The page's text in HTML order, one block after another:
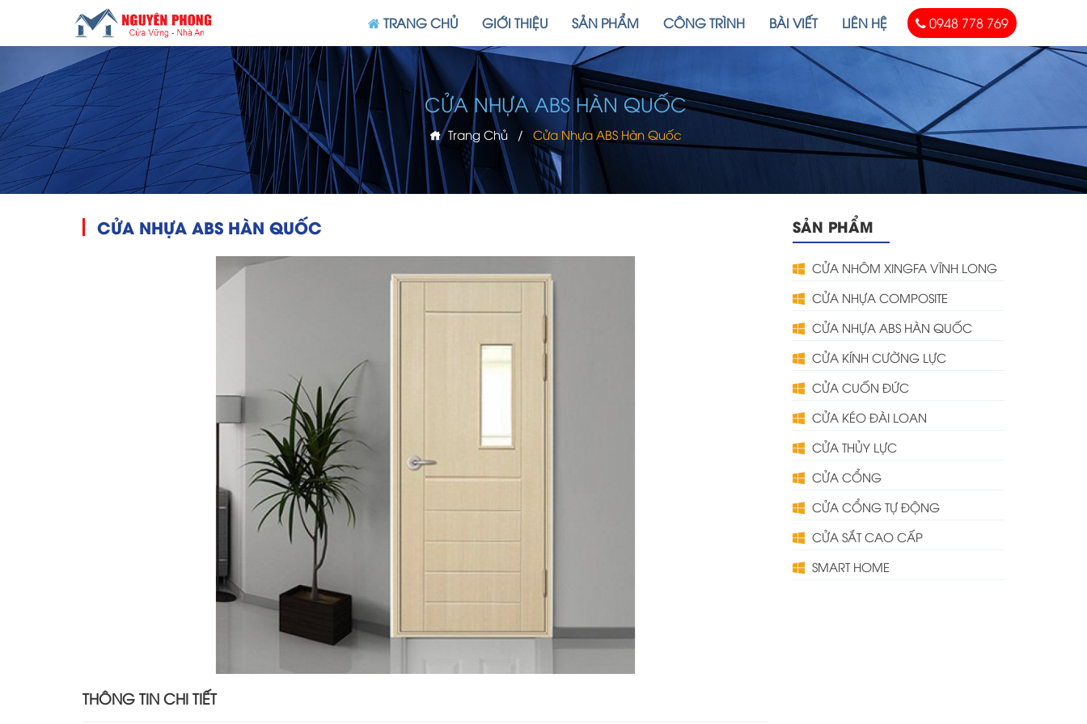
TRANG CHỦ GIỚI THIỆU SẢN PHẨM CÔNG TRÌNH BÀI VIẾT LIÊN HỆ 0948 778 769
CỬA NHỰA ABS HÀN QUỐC
Trang Chủ / Cửa Nhựa ABS Hàn Quốc
CỬA NHỰA ABS HÀN QUỐC
THÔNG TIN CHI TIẾT
SẢN PHẨM
CỬA NHÔM XINGFA VĨNH LONG
CỬA NHỰA COMPOSITE
CỬA NHỰA ABS HÀN QUỐC
CỬA KÍNH CƯỜNG LỰC
CỬA CUỐN ĐỨC
CỬA KÉO ĐÀI LOAN
CỬA THỦY LỰC
CỬA CỔNG
CỬA CỔNG TỰ ĐỘNG
CỬA SẮT CAO CẤP
SMART HOME